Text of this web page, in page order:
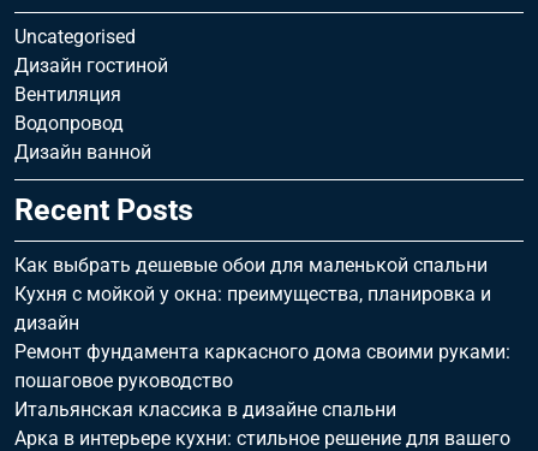
Uncategorised
Дизайн гостиной
Вентиляция
Водопровод
Дизайн ванной
Recent Posts
Как выбрать дешевые обои для маленькой спальни
Кухня с мойкой у окна: преимущества, планировка и
дизайн
Ремонт фундамента каркасного дома своими руками:
пошаговое руководство
Итальянская классика в дизайне спальни
Арка в интерьере кухни: стильное решение для вашего